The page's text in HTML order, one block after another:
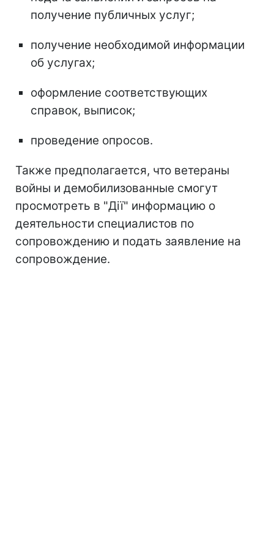
получение публичных услуг;
получение необходимой информации
об услугах;
оформление соответствующих
справок, выписок;
проведение опросов.
Также предполагается, что ветераны
войны и демобилизованные смогут
просмотреть в "Дії" информацию о
деятельности специалистов по
сопровождению и подать заявление на
сопровождение.